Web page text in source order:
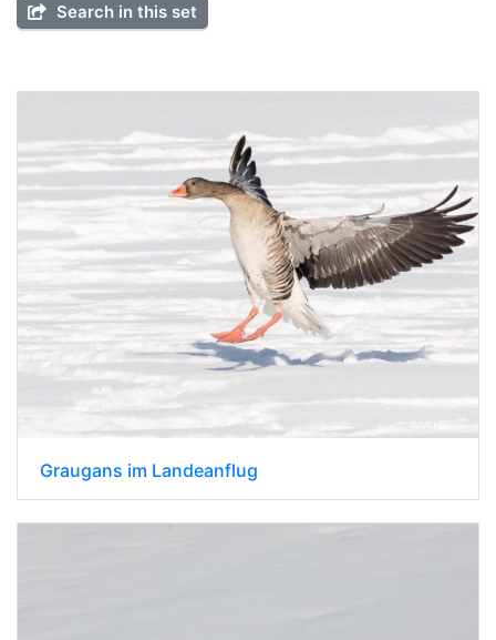
Search in this set
Graugans im Landeanflug